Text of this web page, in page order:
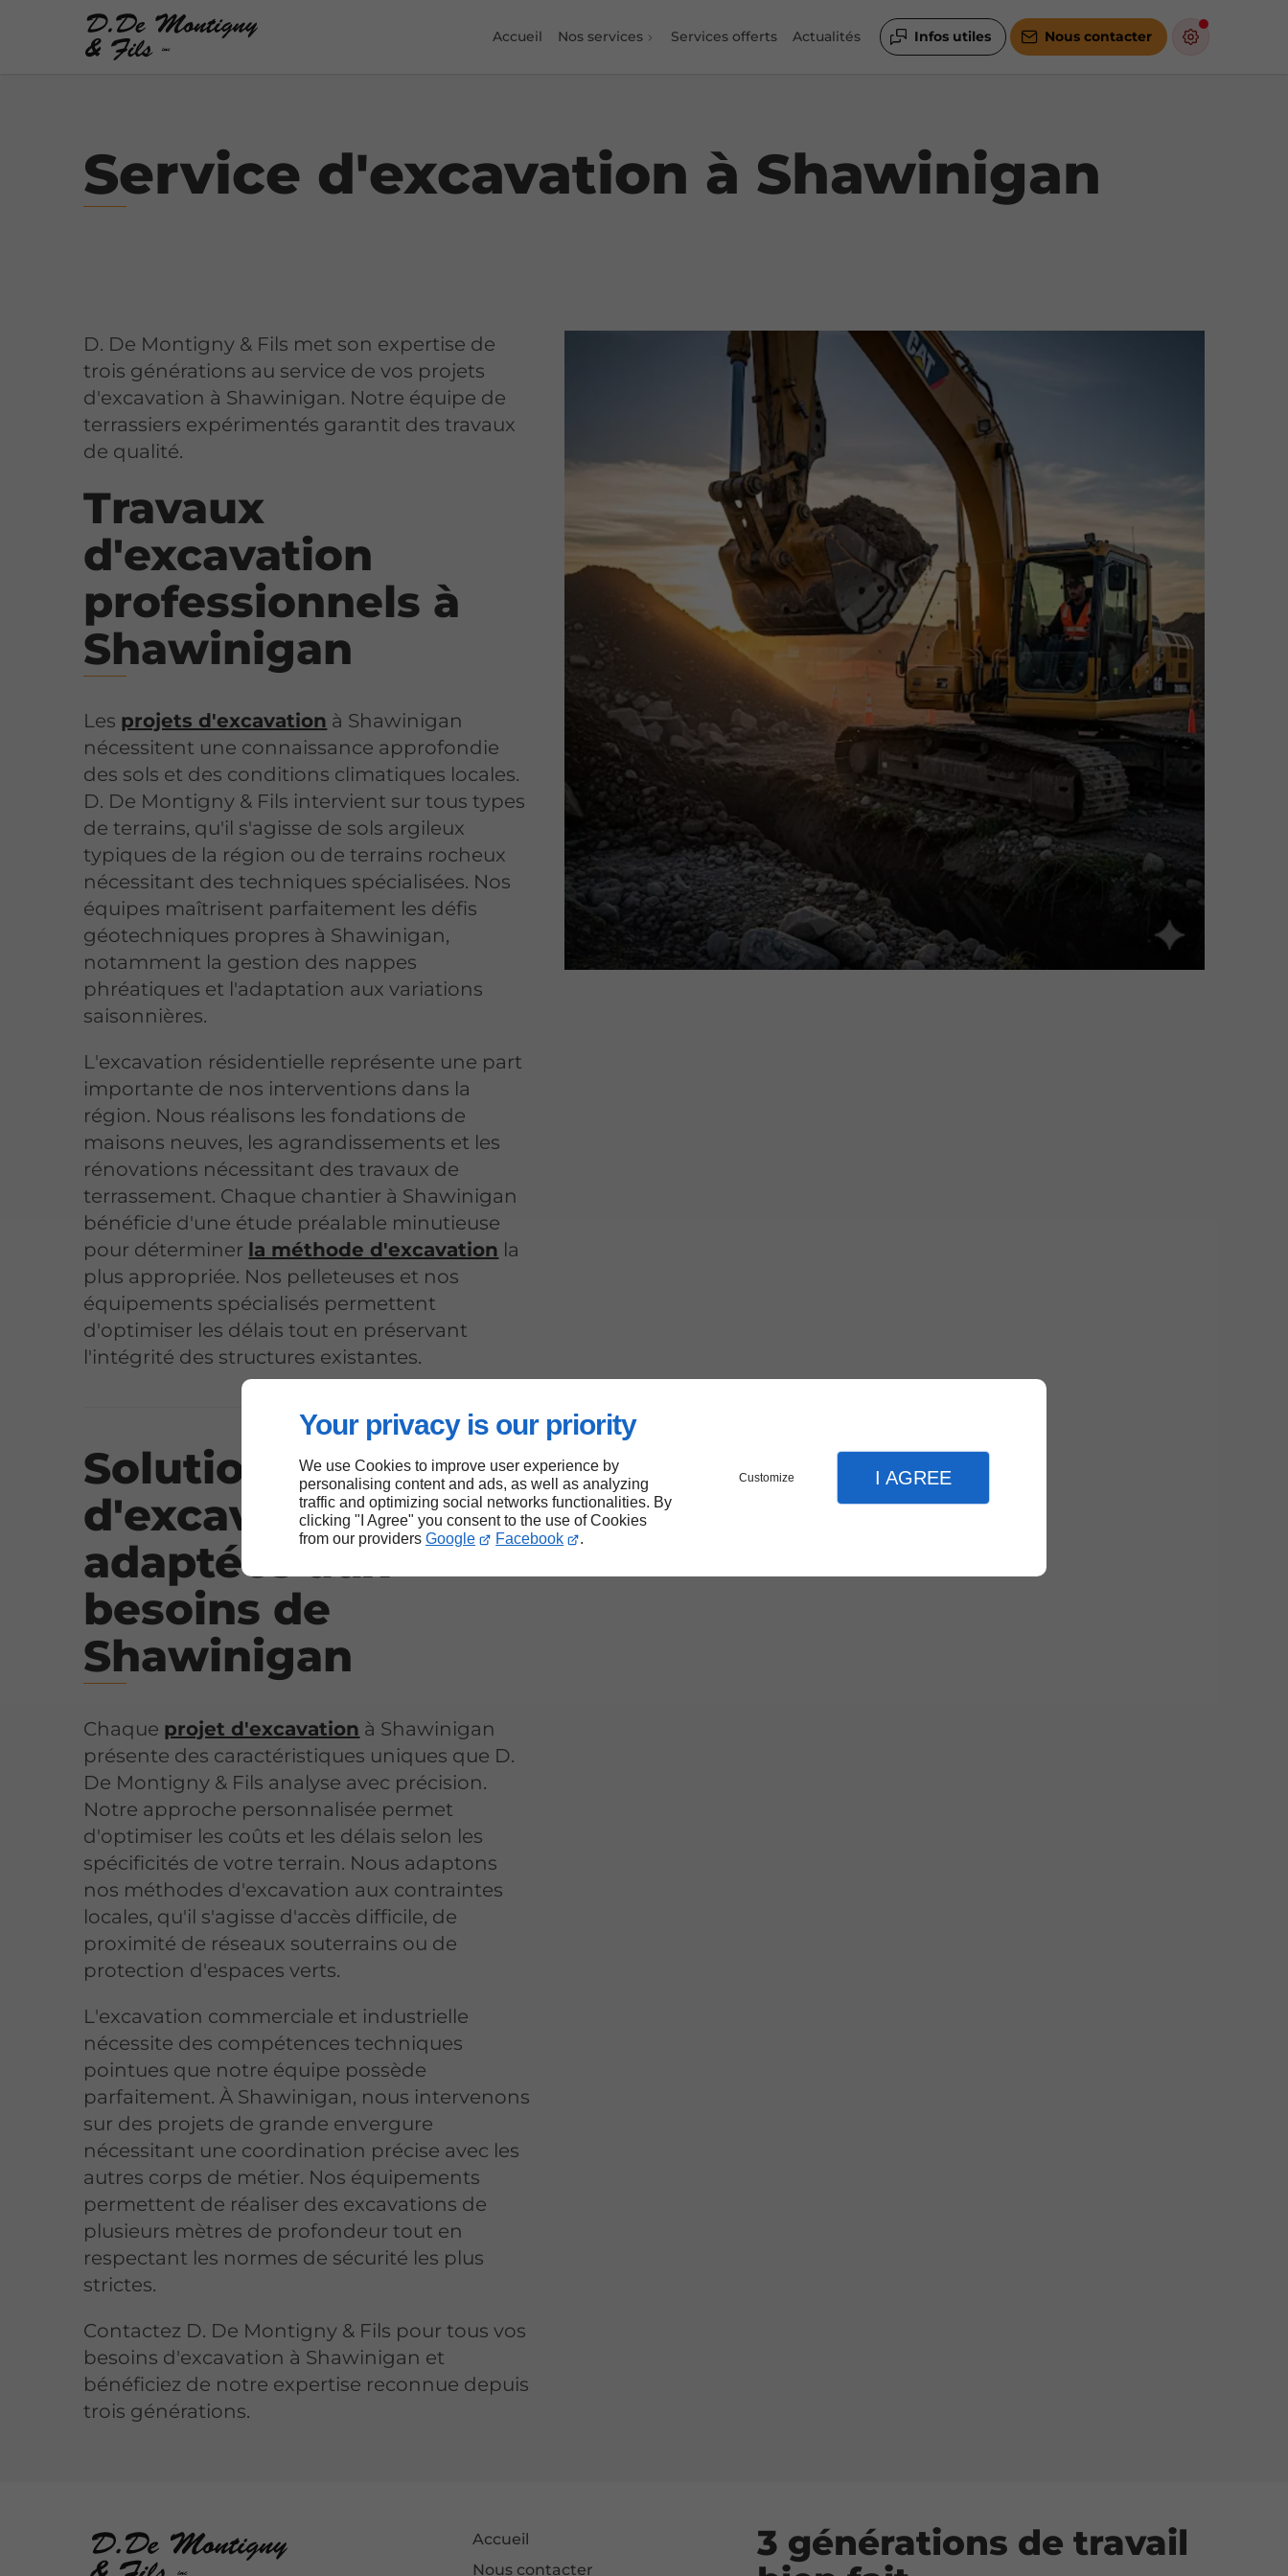
Your privacy is our priority
We use Cookies to improve user experience by
personalising content and ads, as well as analyzing
traffic and optimizing social networks functionalities. By
clicking "I Agree" you consent to the use of Cookies
from our providers Google Facebook .
Customize I AGREE
Accueil Nos services Services offerts Actualités Infos utiles Nous contacter
Service d'excavation à Shawinigan
D. De Montigny & Fils met son expertise de
trois générations au service de vos projets
d'excavation à Shawinigan. Notre équipe de
terrassiers expérimentés garantit des travaux
de qualité.
Travaux
d'excavation
professionnels à
Shawinigan
Les projets d'excavation à Shawinigan
nécessitent une connaissance approfondie
des sols et des conditions climatiques locales.
D. De Montigny & Fils intervient sur tous types
de terrains, qu'il s'agisse de sols argileux
typiques de la région ou de terrains rocheux
nécessitant des techniques spécialisées. Nos
équipes maîtrisent parfaitement les défis
géotechniques propres à Shawinigan,
notamment la gestion des nappes
phréatiques et l'adaptation aux variations
saisonnières.
L'excavation résidentielle représente une part
importante de nos interventions dans la
région. Nous réalisons les fondations de
maisons neuves, les agrandissements et les
rénovations nécessitant des travaux de
terrassement. Chaque chantier à Shawinigan
bénéficie d'une étude préalable minutieuse
pour déterminer la méthode d'excavation la
plus appropriée. Nos pelleteuses et nos
équipements spécialisés permettent
d'optimiser les délais tout en préservant
l'intégrité des structures existantes.
Solutions
d'excavation
adaptées aux
besoins de
Shawinigan
Chaque projet d'excavation à Shawinigan
présente des caractéristiques uniques que D.
De Montigny & Fils analyse avec précision.
Notre approche personnalisée permet
d'optimiser les coûts et les délais selon les
spécificités de votre terrain. Nous adaptons
nos méthodes d'excavation aux contraintes
locales, qu'il s'agisse d'accès difficile, de
proximité de réseaux souterrains ou de
protection d'espaces verts.
L'excavation commerciale et industrielle
nécessite des compétences techniques
pointues que notre équipe possède
parfaitement. À Shawinigan, nous intervenons
sur des projets de grande envergure
nécessitant une coordination précise avec les
autres corps de métier. Nos équipements
permettent de réaliser des excavations de
plusieurs mètres de profondeur tout en
respectant les normes de sécurité les plus
strictes.
Contactez D. De Montigny & Fils pour tous vos
besoins d'excavation à Shawinigan et
bénéficiez de notre expertise reconnue depuis
trois générations.
Accueil
Nous contacter
3 générations de travail